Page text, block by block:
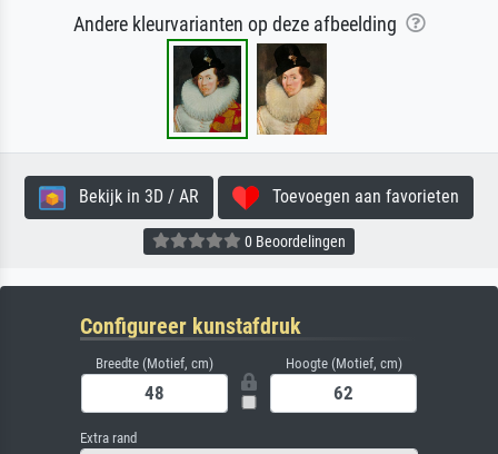
Andere kleurvarianten op deze afbeelding
Bekijk in 3D / AR Toevoegen aan favorieten
0 Beoordelingen
Configureer kunstafdruk
Breedte (Motief, cm) Hoogte (Motief, cm)
Extra rand